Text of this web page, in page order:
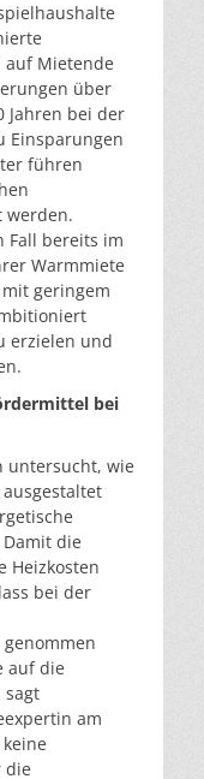
auf Mietende
über
Jahren bei der
Einsparungen
führen
werden.
Fall bereits im
Warmmiete
geringem
erzielen und
bei
untersucht, wie
die
Heizkosten
bei der
auf die
sagt
am
die